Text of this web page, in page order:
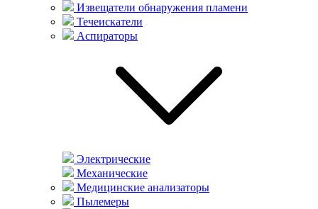
Извещатели обнаружения пламени
Течеискатели
Аспираторы
Электрические
Механические
Медицинские анализаторы
Пылемеры